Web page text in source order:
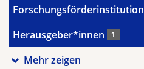
Forschungsförderinstitution
Herausgeber*innen 1
Mehr zeigen